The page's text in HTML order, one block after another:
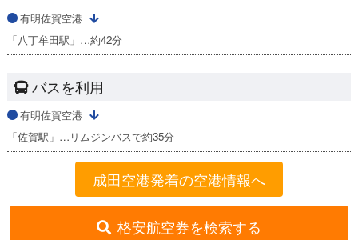
有明佐賀空港
「八丁牟田駅」…約42分
バスを利用
有明佐賀空港
「佐賀駅」…リムジンバスで約35分
成田空港発着の空港情報へ
格安航空券を検索する